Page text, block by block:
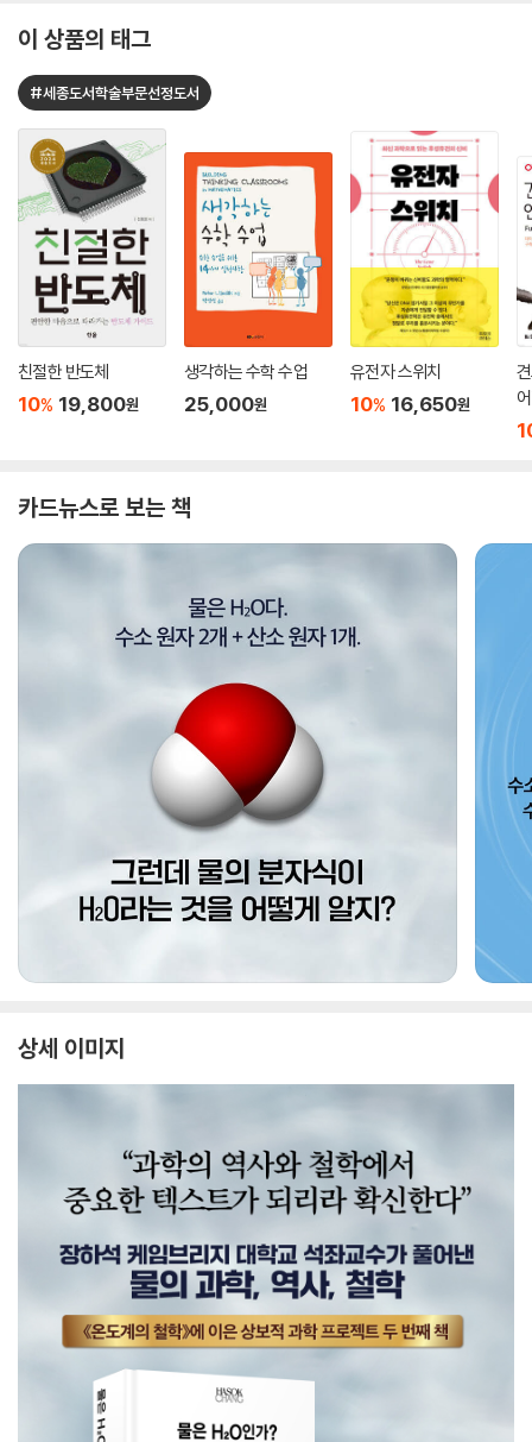
이 상품의 태그
#세종도서학술부문선정도서
친절한 반도체
10% 19,800원
생각하는 수학 수업
25,000원
유전자 스위치
10% 16,650원
카드뉴스로 보는 책
상세 이미지